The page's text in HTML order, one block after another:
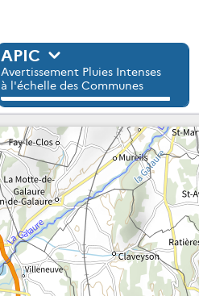
APIC
Avertissement Pluies Intenses
à l'échelle des Communes